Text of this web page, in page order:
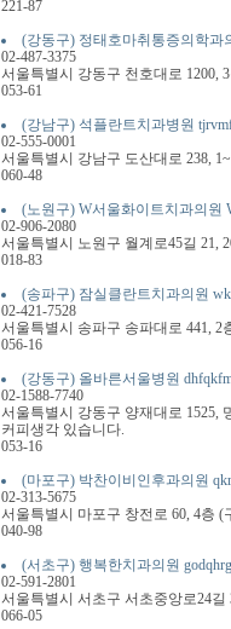
221-87
(강동구) 정태호마취통증의학과
02-487-3375
서울특별시 강동구 천호대로 1200,
053-61
(강남구) 석플란트치과병원
02-555-0001
서울특별시 강남구 도산대로 238,
060-48
(노원구) W서울화이트치과의원
02-906-2080
서울특별시 노원구 월계로45길 21,
018-83
(송파구) 잠실클란트치과의원
02-421-7528
서울특별시 송파구 송파대로 441, 2
056-16
(강동구) 올바른서울병원
02-1588-7740
서울특별시 강동구 양재대로 1525,
커피생각 있습니다.
053-16
(마포구) 박찬이비인후과의원
02-313-5675
서울특별시 마포구 창전로 60, 4층 (
040-98
(서초구) 행복한치과의원
02-591-2801
서울특별시 서초구 서초중앙로24길
066-05